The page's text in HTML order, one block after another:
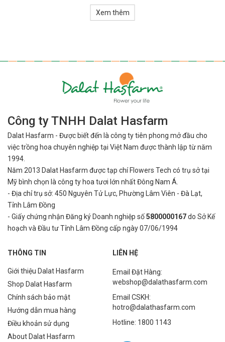
Những bông hoa tinh khôi, đa dạng về màu sắc và hình dáng không
chỉ dùng để trang trí mà còn là nguồn cảm hứng, để chúng ta sáng
Những chậu hoa không chỉ làm cho ngôi nhà của bạn thêm phần
xinh đẹp, mà còn mang lại nhiều lợi ích. Dưới đây là một số lợi ích
quan trọng của việc có hoa chậu trong cuộc sống hàng ngày:
Gia tăng sự tươi mới và làm đẹp không gian
Hoa chậu mang đến một diện mạo mới cho ngôi nhà của bạn. Với
sự phong phú về màu sắc và đa dạng về hình dáng, hoa có khả
năng làm cho mọi không gian trở nên tươi mới và sống động hơn.
Chúng có thể làm cho ban công hoặc phòng làm việc của bạn trở
nên thú vị và đầy sắc màu.
Tạo cảm giác thư giãn và giảm căng thẳng
của những bông hoa có sẽ khiến bạn cảm thấy dễ chịu hơn. Ngắm
nhẹ nhàng lan tỏa, đặc biệt là
hoa lavendercó tác động tích cực
đến tâm trạng của bạn, giúp bạn cảm thấy thư thái và thoải mái
hơn. Đây cũng là cách tuyệt vời để thư giãn sau một ngày làm việc
căng thẳng.
Cải thiện chất lượng không khí
Xem thêm
Công ty TNHH Dalat Hasfarm
Dalat Hasfarm - Được biết đến là công ty tiên phong mở đầu cho
việctrồng hoa chuyên nghiệp tại Việt Nam được thành lập từ năm
1994.
Năm 2013 Dalat Hasfarm được tạp chí Flowers Tech có trụ sở tại
Mỹ bình chọn là công ty hoa tươi lớn nhất Đông Nam Á.
- Địa chỉ trụ sở: 450 Nguyên Tử Lực, Phường Lâm Viên - Đà Lạt,
Tỉnh Lâm Đồng
- Giấy chứng nhận Đăng ký Doanh nghiệp số5800000167do Sở Kế
hoạch và Đầu tư Tỉnh Lâm Đồng cấp ngày 07/06/1994
THÔNG TIN
Giới thiệu Dalat Hasfarm
Shop Dalat Hasfarm
Chính sách bảo mật
Hướng dẫn mua hàng
Điều khoản sử dụng
About Dalat Hasfarm
LIÊN HỆ
Email Đặt Hàng:
webshop@dalathasfarm.com
Email CSKH:
hotro@dalathasfarm.com
Hotline: 1800 1143